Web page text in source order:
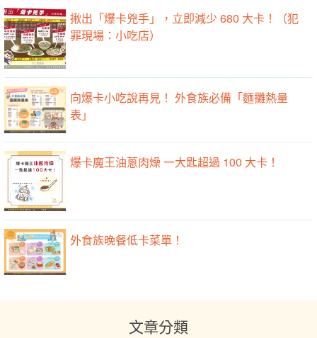
揪出「爆卡兇手」，立即減少 680 大卡！（犯
罪現場：小吃店）
向爆卡小吃說再見！ 外食族必備「麵攤熱量
表」
爆卡魔王油蔥肉燥 一大匙超過 100 大卡！
外食族晚餐低卡菜單！
文章分類